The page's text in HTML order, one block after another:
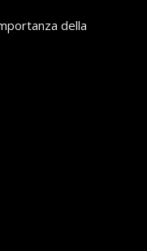
della